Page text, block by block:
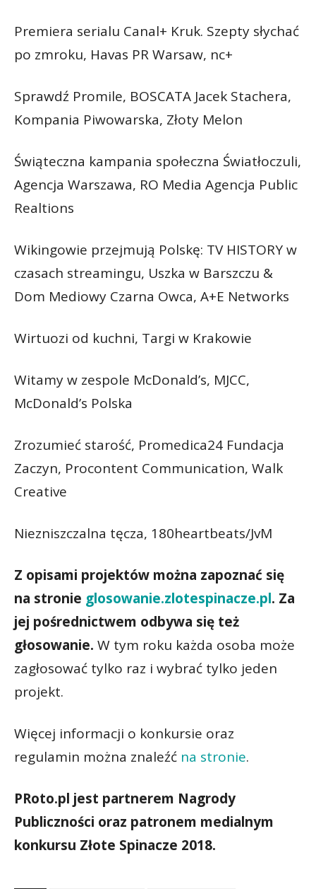
Premiera serialu Canal+ Kruk. Szepty słychać
po zmroku, Havas PR Warsaw, nc+
Sprawdź Promile, BOSCATA Jacek Stachera,
Kompania Piwowarska, Złoty Melon
Świąteczna kampania społeczna Światłoczuli,
Agencja Warszawa, RO Media Agencja Public
Realtions
Wikingowie przejmują Polskę: TV HISTORY w
czasach streamingu, Uszka w Barszczu &
Dom Mediowy Czarna Owca, A+E Networks
Wirtuozi od kuchni, Targi w Krakowie
Witamy w zespole McDonald’s, MJCC,
McDonald’s Polska
Zrozumieć starość, Promedica24 Fundacja
Zaczyn, Procontent Communication, Walk
Creative
Niezniszczalna tęcza, 180heartbeats/JvM
Z opisami projektów można zapoznać się
na stronie glosowanie.zlotespinacze.pl. Za
jej pośrednictwem odbywa się też
głosowanie. W tym roku każda osoba może
zagłosować tylko raz i wybrać tylko jeden
projekt.
Więcej informacji o konkursie oraz
regulamin można znaleźć na stronie.
PRoto.pl jest partnerem Nagrody
Publiczności oraz patronem medialnym
konkursu Złote Spinacze 2018.